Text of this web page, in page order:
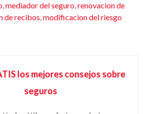
,mediador del seguro,renovacion de
de recibos,modificacion del riesgo
los mejores consejos sobre
seguros